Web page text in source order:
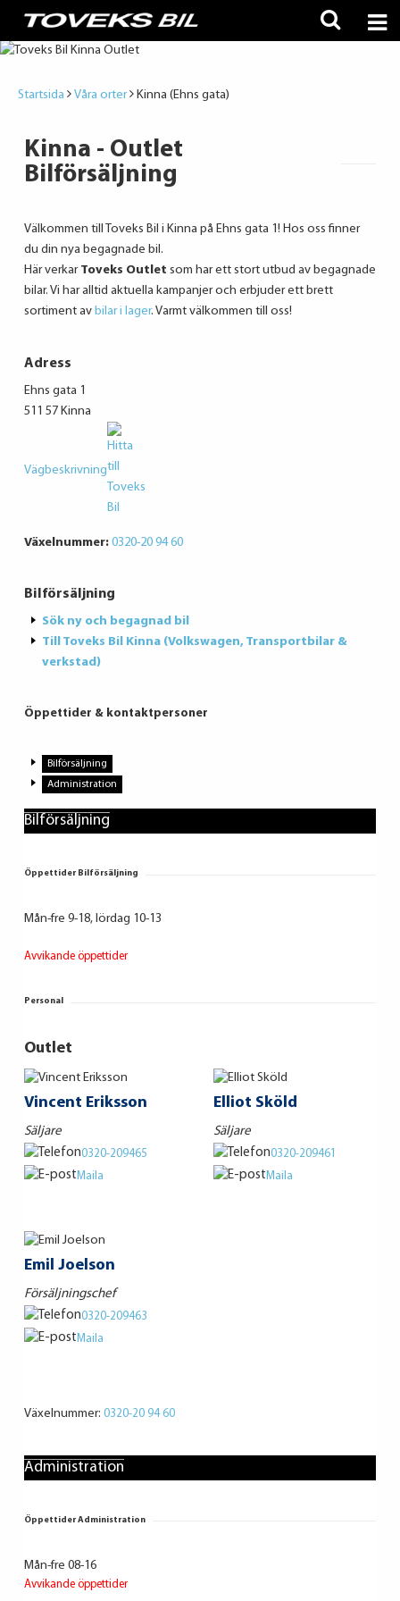
Startsida Våra orter Kinna (Ehns gata)
Kinna - Outlet
Bilförsäljning
Välkommen till Toveks Bil i Kinna på Ehns gata 1! Hos oss finner
du din nya begagnade bil.
Här verkar Toveks Outlet som har ett stort utbud av begagnade
bilar. Vi har alltid aktuella kampanjer och erbjuder ett brett
sortiment av bilar i lager. Varmt välkommen till oss!
Adress
Ehns gata 1
511 57 Kinna
Vägbeskrivning
Växelnummer: 0320-20 94 60
Bilförsäljning
Sök ny och begagnad bil
Till Toveks Bil Kinna (Volkswagen, Transportbilar &
verkstad)
Öppettider & kontaktpersoner
Bilförsäljning
Administration
Bilförsäljning
Öppettider Bilförsäljning
Mån-fre 9-18, lördag 10-13
Avvikande öppettider
Personal
Outlet
Vincent Eriksson
Säljare
0320-209465
Maila
Elliot Sköld
Säljare
0320-209461
Maila
Emil Joelson
Försäljningschef
0320-209463
Maila
Växelnummer: 0320-20 94 60
Administration
Öppettider Administration
Mån-fre 08-16
Avvikande öppettider